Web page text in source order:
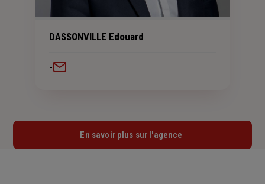
DASSONVILLE Edouard
-
En savoir plus sur l'agence